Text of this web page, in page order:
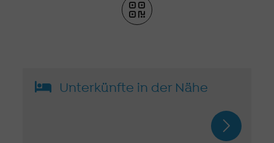
Unterkünfte in der Nähe